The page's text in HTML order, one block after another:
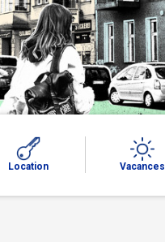
Location Vacances